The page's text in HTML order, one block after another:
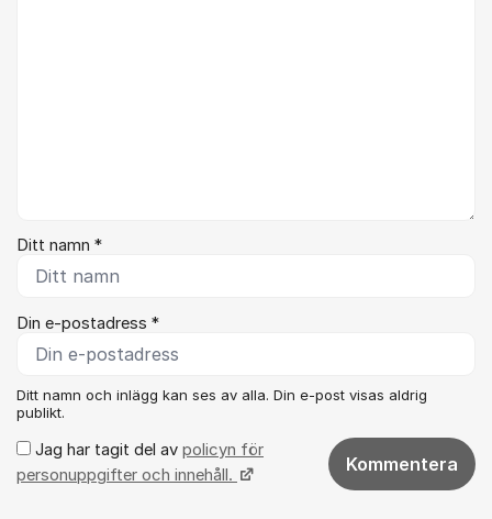
Ditt namn *
Din e-postadress *
Ditt namn och inlägg kan ses av alla. Din e-post visas aldrig
publikt.
Jag har tagit del av policyn för
personuppgifter och innehåll.
Kommentera